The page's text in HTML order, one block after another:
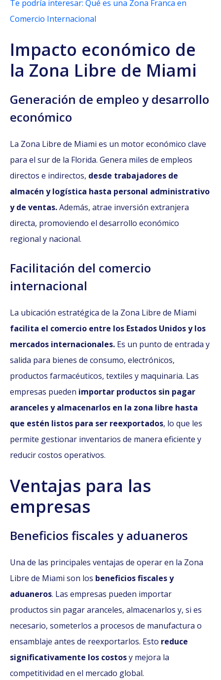
Te podría interesar: Qué es una Zona Franca en
Comercio Internacional
Impacto económico de
la Zona Libre de Miami
Generación de empleo y desarrollo
económico
La Zona Libre de Miami es un motor económico clave
para el sur de la Florida. Genera miles de empleos
directos e indirectos, desde trabajadores de
almacén y logística hasta personal administrativo
y de ventas.Además, atrae inversión extranjera
directa, promoviendo el desarrollo económico
regional y nacional.
Facilitación del comercio
internacional
La ubicación estratégica de la Zona Libre de Miami
facilita el comercio entre los Estados Unidos y los
mercados internacionales. Es un punto de entrada y
salida para bienes de consumo, electrónicos,
productos farmacéuticos, textiles y maquinaria. Las
empresas pueden importar productos sin pagar
aranceles y almacenarlos en la zona libre hasta
que estén listos para ser reexportados, lo que les
permite gestionar inventarios de manera eficiente y
reducir costos operativos.
Ventajas para las
empresas
Beneficios fiscales y aduaneros
Una de las principales ventajas de operar en la Zona
Libre de Miami son los beneficios fiscales y
aduaneros. Las empresas pueden importar
productos sin pagar aranceles, almacenarlos y, si es
necesario, someterlos a procesos de manufactura o
ensamblaje antes de reexportarlos. Esto reduce
significativamente los costosy mejora la
competitividad en el mercado global.